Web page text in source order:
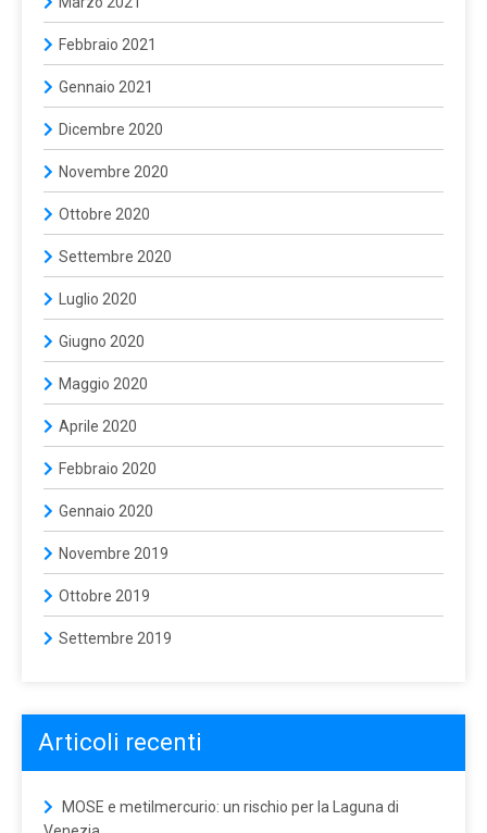
Febbraio 2021
Gennaio 2021
Dicembre 2020
Novembre 2020
Ottobre 2020
Settembre 2020
Luglio 2020
Giugno 2020
Maggio 2020
Aprile 2020
Febbraio 2020
Gennaio 2020
Novembre 2019
Ottobre 2019
Settembre 2019
Articoli recenti
MOSE e metilmercurio: un rischio per la Laguna di